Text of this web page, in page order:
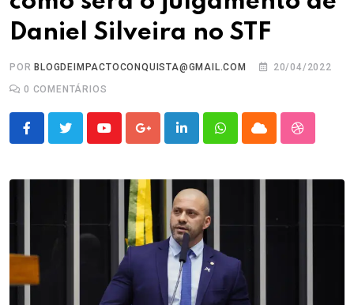
Daniel Silveira no STF
POR BLOGDEIMPACTOCONQUISTA@GMAIL.COM
20/04/2022
0 COMENTÁRIOS
YoutubeGoogle+LinkedInWhatsappCloud